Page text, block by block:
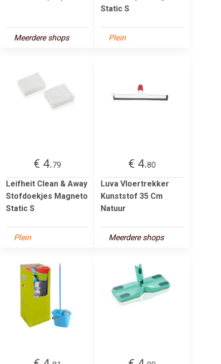
Meerdere shops
Static S
Plein
€ 4.79
Leifheit Clean & Away
Stofdoekjes Magneto
Static S
Plein
€ 4.80
Luva Vloertrekker
Kunststof 35 Cm
Natuur
Meerdere shops